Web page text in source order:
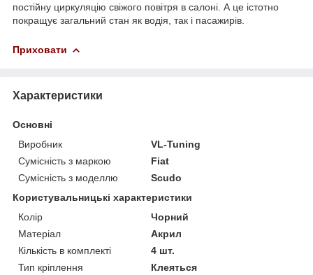
постійну циркуляцію свіжого повітря в салоні. А це істотно
покращує загальний стан як водія, так і пасажирів.
Приховати
Характеристики
Основні
Виробник
VL-Tuning
Сумісність з маркою
Fiat
Сумісність з моделлю
Scudo
Користувальницькі характеристики
Колір
Чорний
Матеріал
Акрил
Кількість в комплекті
4 шт.
Тип кріплення
Клеяться